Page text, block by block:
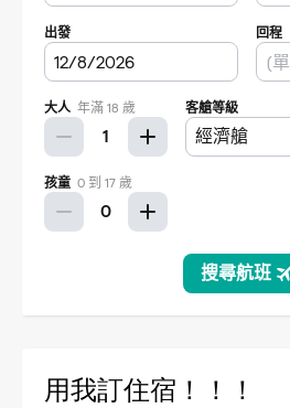
用我訂住宿！！！